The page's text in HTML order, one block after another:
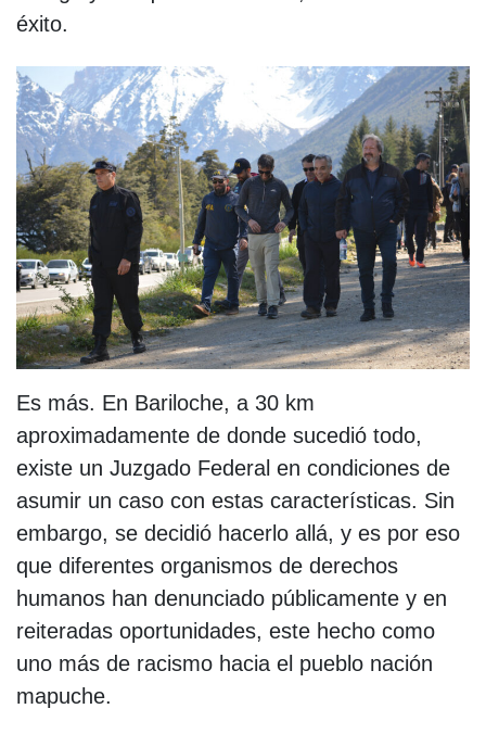
éxito.
Es más. En Bariloche, a 30 km
aproximadamente de donde sucedió todo,
existe un Juzgado Federal en condiciones de
asumir un caso con estas características. Sin
embargo, se decidió hacerlo allá, y es por eso
que diferentes organismos de derechos
humanos han denunciado públicamente y en
reiteradas oportunidades, este hecho como
uno más de racismo hacia el pueblo nación
mapuche.